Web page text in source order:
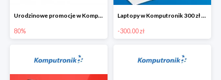
Urodzinowe promocje w Komputronik do -80%
80%
Laptopy w Komputronik 300 zł taniej
-300.00 zł